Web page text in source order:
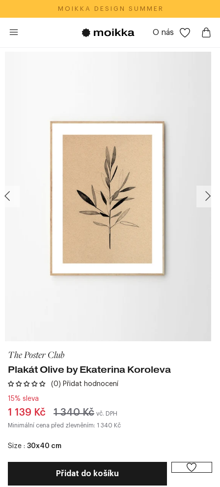
M O I K K A‎ ‎ ‎ D E S I G N‎ ‎ ‎ S U M M E R
O nás
The Poster Club
Plakát Olive by Ekaterina Koroleva
(0) Přidat hodnocení
15% sleva
1 139 Kč
Běžná
cena
1 340 Kč vč. DPH
Minimální cena před zlevněním: 1 340 Kč
Size : 30x40 cm
Přidat do košíku